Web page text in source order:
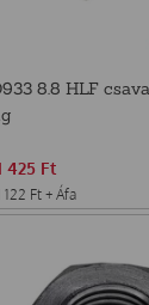
8.8 HLF
425 Ft
122 Ft + Áfa